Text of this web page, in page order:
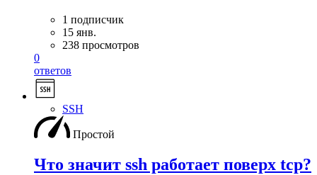
1 подписчик
15 янв.
238 просмотров
0
ответов
SSH
Простой
Что значит ssh работает поверх tcp?